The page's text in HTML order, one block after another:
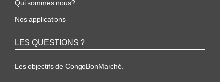
Qui sommes nous?
Nos applications
LES QUESTIONS ?
Les objectifs de CongoBonMarché.